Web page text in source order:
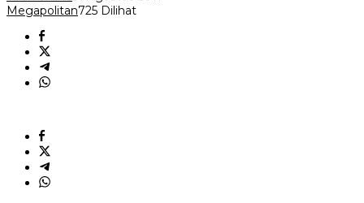
Megapolitan725 Dilihat